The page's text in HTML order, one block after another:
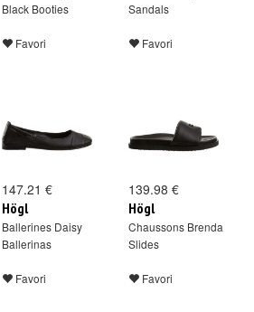
Black Booties
Favori
Sandals
Favori
147.21 €
Högl
Ballerines Daisy
Ballerinas
Favori
139.98 €
Högl
Chaussons Brenda
Slides
Favori